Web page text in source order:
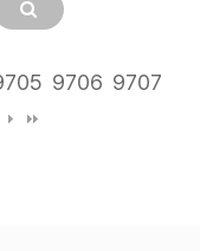
9706 9707